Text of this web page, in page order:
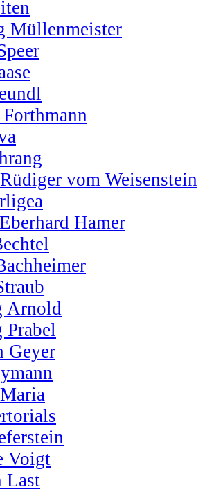
Müllenmeister
Forthmann
vom Weisenstein
Hamer
Arnold
Prabel
Geyer
Voigt
Last